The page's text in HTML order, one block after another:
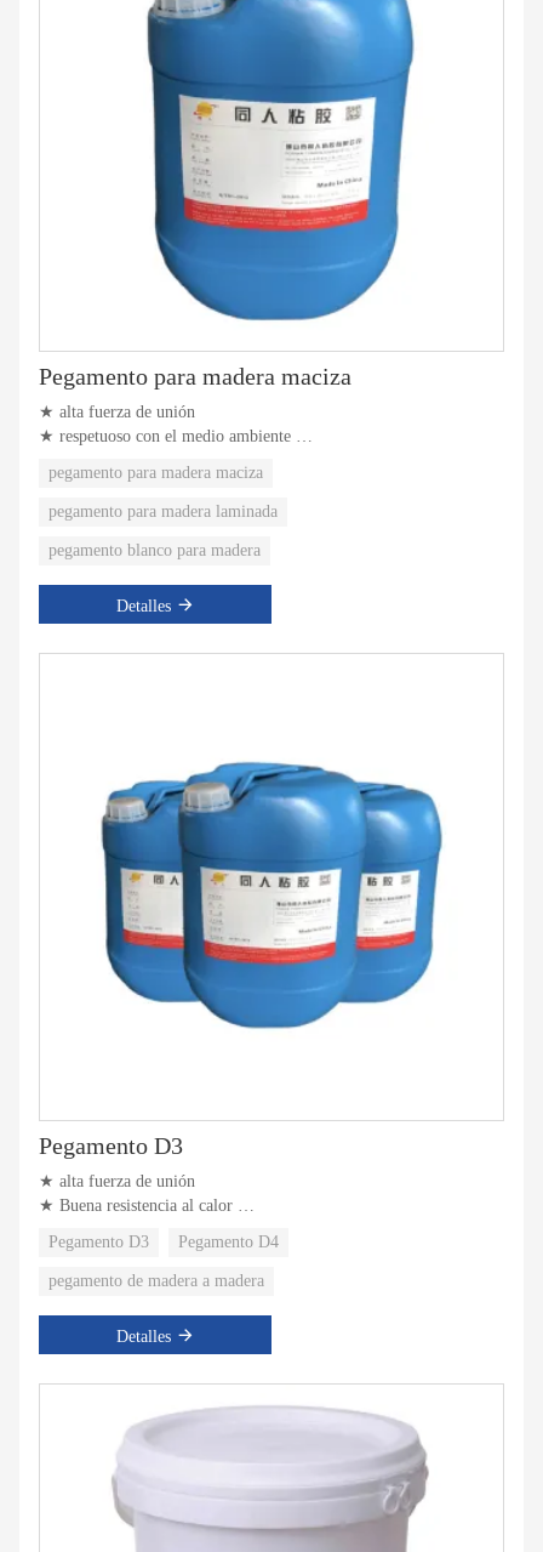
Pegamento para madera maciza
★ alta fuerza de unión
★ respetuoso con el medio ambiente
pegamento para madera maciza
pegamento para madera laminada
pegamento blanco para madera
Detalles
Pegamento D3
★ alta fuerza de unión
★ Buena resistencia al calor
Pegamento D3 Pegamento D4
pegamento de madera a madera
Detalles